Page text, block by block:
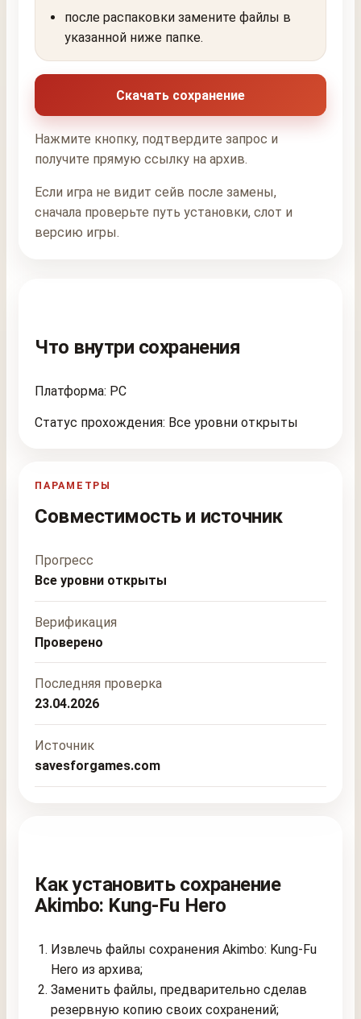
после распаковки замените файлы в
указанной ниже папке.
Скачать сохранение
Нажмите кнопку, подтвердите запрос и
получите прямую ссылку на архив.
Если игра не видит сейв после замены,
сначала проверьте путь установки, слот и
версию игры.
Что внутри сохранения
Платформа: PC
Статус прохождения: Все уровни открыты
ПАРАМЕТРЫ
Совместимость и источник
Прогресс
Все уровни открыты
Верификация
Проверено
Последняя проверка
23.04.2026
Источник
savesforgames.com
Как установить сохранение
Akimbo: Kung-Fu Hero
Извлечь файлы сохранения Akimbo: Kung-Fu
Hero из архива;
Заменить файлы, предварительно сделав
резервную копию своих сохранений;